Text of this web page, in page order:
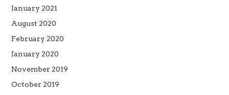
January 2021
August 2020
February 2020
January 2020
November 2019
October 2019